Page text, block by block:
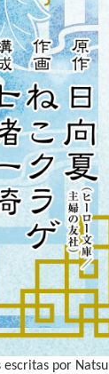
por Natsu